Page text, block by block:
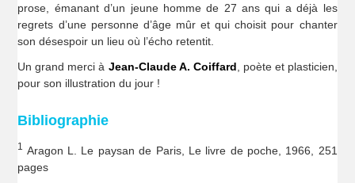
prose, émanant d’un jeune homme de 27 ans qui a déjà les
regrets d’une personne d’âge mûr et qui choisit pour chanter
son désespoir un lieu où l’écho retentit.
Un grand merci à Jean-Claude A. Coiffard, poète et plasticien,
pour son illustration du jour !
Bibliographie
1
Aragon L. Le paysan de Paris, Le livre de poche, 1966, 251
pages